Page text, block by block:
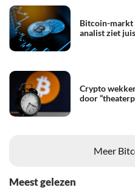
Bitcoin-markt
analist ziet
Crypto
door
Meer
Meest gelezen